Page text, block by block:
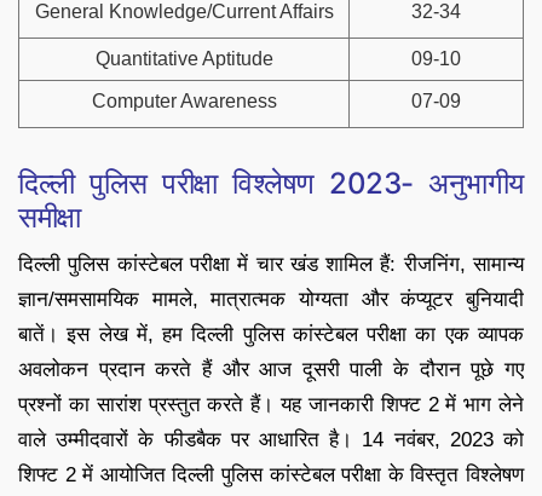
General Knowledge/Current Affairs 32-34
Quantitative Aptitude 09-10
Computer Awareness 07-09
दिल्ली पुलिस परीक्षा विश्लेषण 2023- अनुभागीय
समीक्षा
दिल्ली पुलिस कांस्टेबल परीक्षा में चार खंड शामिल हैं: रीजनिंग, सामान्य
ज्ञान/समसामयिक मामले, मात्रात्मक योग्यता और कंप्यूटर बुनियादी
बातें। इस लेख में, हम दिल्ली पुलिस कांस्टेबल परीक्षा का एक व्यापक
अवलोकन प्रदान करते हैं और आज दूसरी पाली के दौरान पूछे गए
प्रश्नों का सारांश प्रस्तुत करते हैं। यह जानकारी शिफ्ट 2 में भाग लेने
वाले उम्मीदवारों के फीडबैक पर आधारित है। 14 नवंबर, 2023 को
शिफ्ट 2 में आयोजित दिल्ली पुलिस कांस्टेबल परीक्षा के विस्तृत विश्लेषण